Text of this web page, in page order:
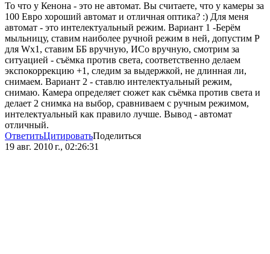
То что у Кенона - это не автомат. Вы считаете, что у камеры за
100 Евро хороший автомат и отличная оптика? :) Для меня
автомат - это интелектуальный режим. Вариант 1 -Берём
мыльницу, ставим наиболее ручной режим в ней, допустим Р
для Wx1, ставим ББ вручную, ИСо вручную, смотрим за
ситуацией - съёмка против света, соответственно делаем
экспокоррекцию +1, следим за выдержкой, не длинная ли,
снимаем. Вариант 2 - ставлю интелектуальный режим,
снимаю. Камера определяет сюжет как съёмка против света и
делает 2 снимка на выбор, сравниваем с ручным режимом,
интелектуальный как правило лучше. Вывод - автомат
отличный.
ОтветитьЦитироватьПоделиться
19 авг. 2010 г., 02:26:31